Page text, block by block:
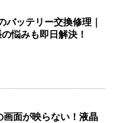
ッテリー交換修理｜
悩みも即日解決！
画面が映らない！液晶